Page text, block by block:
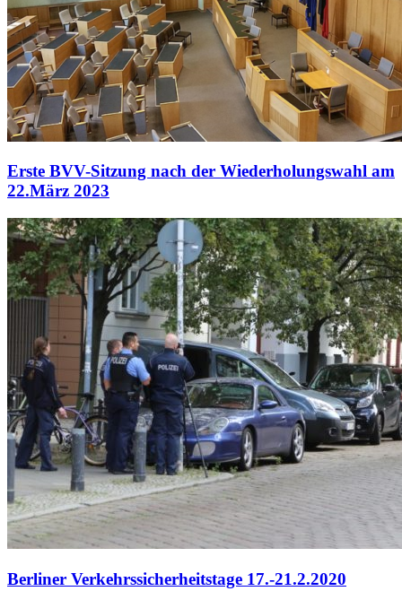
Erste BVV-Sitzung nach der Wiederholungswahl am
22.März 2023
Berliner Verkehrssicherheitstage 17.-21.2.2020